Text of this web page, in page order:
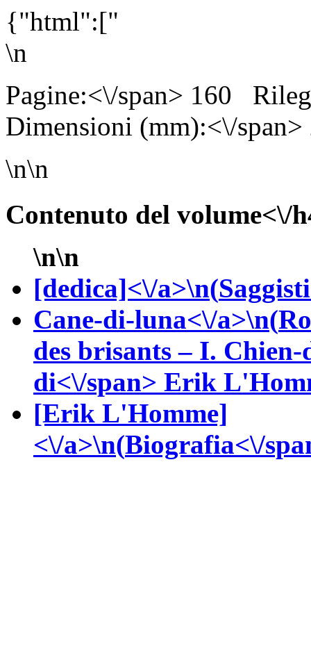
{"html":["
\n
Pagine:<\/span> 160
Dimensioni (mm):<\/
\n\n
Contenuto del volume<\/
\n\n
[dedica]<\/a>\n(
Cane-di-luna<\/a>\n(
des brisants – I.
di<\/span> Erik
[Erik L'Homme]
<\/a>\n(Biografia<\/